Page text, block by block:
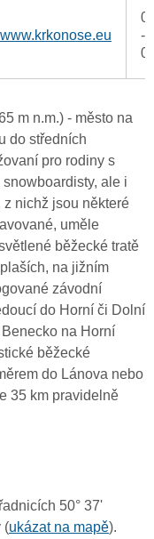
www.krkonose.eu
-
m n.m.) - město na
do středních
pro rodiny s
ale i
z nichž jsou některé
uměle
běžecké tratě
na jižním
závodní
do Horní či Dolní
na Horní
běžecké
do Lánova nebo
35 km pravidelně
50° 37'
(ukázat na mapě).